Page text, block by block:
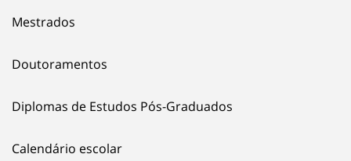
Mestrados
Doutoramentos
Diplomas de Estudos Pós-Graduados
Calendário escolar